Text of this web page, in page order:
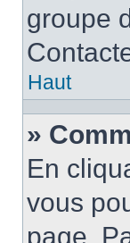
groupe
Haut
»
En
vous
page.